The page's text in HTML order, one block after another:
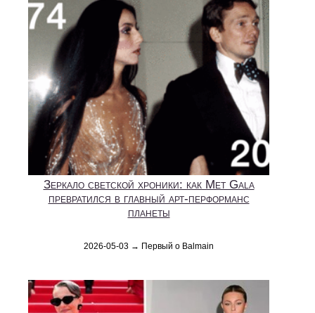
Зеркало светской хроники: как Met Gala
превратился в главный арт-перформанс
планеты
2026-05-03 → Первый о Balmain